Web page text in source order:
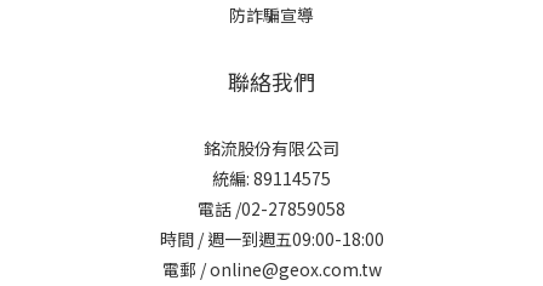
防詐騙宣導
聯絡我們
銘流股份有限公司
統編: 89114575
電話 /02-27859058
時間 / 週一到週五09:00-18:00
電郵 / online@geox.com.tw